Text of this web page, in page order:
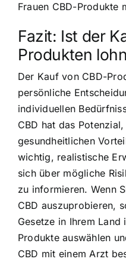
Frauen CBD-Produkte
Fazit: Ist der
Produkten
Der Kauf von CBD-
persönliche
individuellen
CBD hat das
gesundheitlichen
wichtig, realistische
sich über mögliche
zu informieren. Wenn
CBD auszuprobieren,
Gesetze in Ihrem
Produkte auswählen
CBD mit einem Arzt